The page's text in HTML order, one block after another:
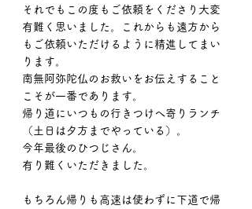
それでもこの度もご依頼をくださり大変
有難く思いました。これからも遠方から
もご依頼いただけるように精進してまい
ります。
南無阿弥陀仏のお救いをお伝えすること
こそが一番であります。
帰り道にいつもの行きつけへ寄りランチ
（土日は夕方までやっている）。
今年最後のひつじさん。
有り難くいただきました。
もちろん帰りも高速は使わずに下道で帰